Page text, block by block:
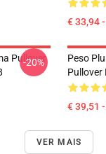
€ 33,94
Pullover
-20%
Peso
Pullover
€ 39,51
VER MAIS